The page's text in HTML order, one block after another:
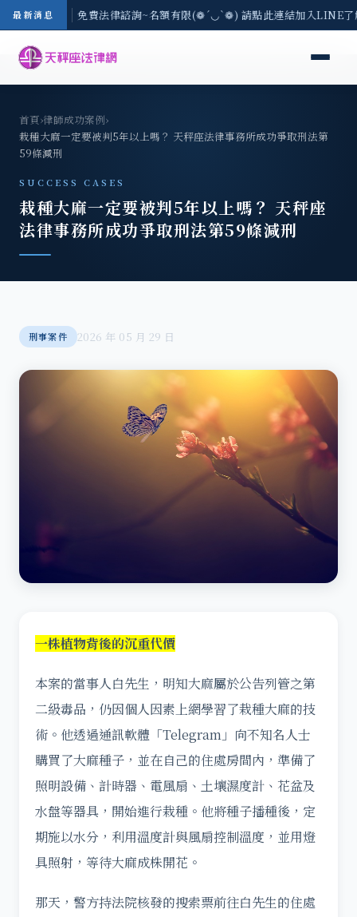
最新消息
8/3(一) 現場免費法律諮詢~名額有限(❁´◡`❁) 請點此連結加入LINE
首頁›律師成功案例›
栽種大麻一定要被判5年以上嗎？ 天秤座法律事務所成功爭取刑法第
59條減刑
SUCCESS CASES
栽種大麻一定要被判5年以上嗎？ 天秤座
法律事務所成功爭取刑法第59條減刑
刑事案件 2026 年 05 月 29 日
一株植物背後的沉重代價
本案的當事人白先生，明知大麻屬於公告列管之第
二級毒品，仍因個人因素上網學習了栽種大麻的技
術。他透過通訊軟體「Telegram」向不知名人士
購買了大麻種子，並在自己的住處房間內，準備了
照明設備、計時器、電風扇、土壤濕度計、花盆及
水盤等器具，開始進行栽種。他將種子播種後，定
期施以水分，利用溫度計與風扇控制溫度，並用燈
具照射，等待大麻成株開花。
那天，警方持法院核發的搜索票前往白先生的住處